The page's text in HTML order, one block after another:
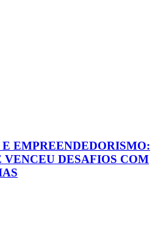
EMPREENDEDORISMO:
DESAFIOS COM